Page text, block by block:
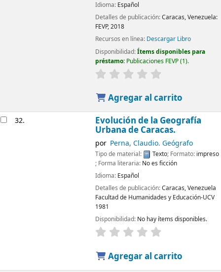
Idioma: Español
Detalles de publicación:Caracas, Venezuela:
FEVP,2018
Recursos en línea: Descargar Libro
Disponibilidad:Ítems disponibles para
préstamo: Publicaciones FEVP(1).
Agregar al carrito
32. Evolución de la Geografía
Urbana de Caracas.
por Perna, Claudio. Geógrafo
Tipo de material: Texto; Formato: impreso
; Forma literaria: No es ficción
Idioma: Español
Detalles de publicación:Caracas, Venezuela
Facultad de Humanidades y Educación-UCV
1981
Disponibilidad: No hay ítems disponibles.
Agregar al carrito